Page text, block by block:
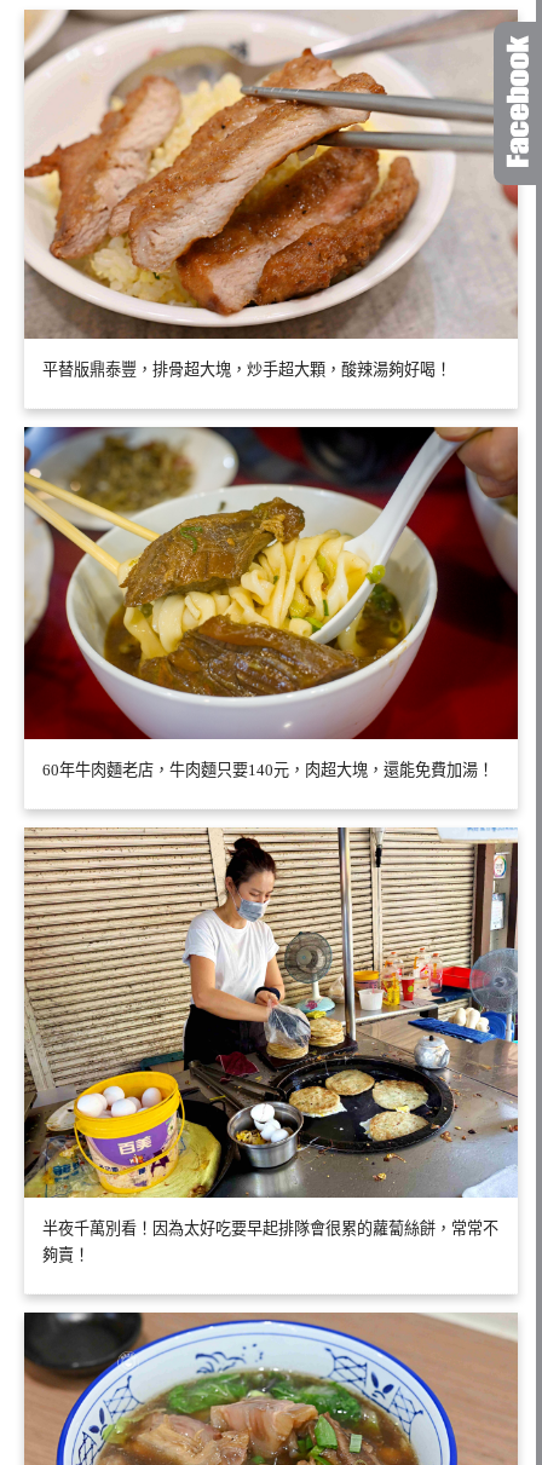
平替版鼎泰豐，排骨超大塊，炒手超大顆，酸辣湯夠好喝！
60年牛肉麵老店，牛肉麵只要140元，肉超大塊，還能免費加湯！
半夜千萬別看！因為太好吃要早起排隊會很累的蘿蔔絲餅，常常不
夠賣！